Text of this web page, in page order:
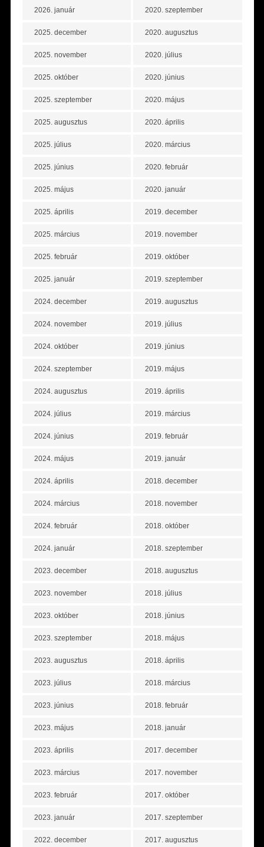
2026. január
2025. december
2025. november
2025. október
2025. szeptember
2025. augusztus
2025. július
2025. június
2025. május
2025. április
2025. március
2025. február
2025. január
2024. december
2024. november
2024. október
2024. szeptember
2024. augusztus
2024. július
2024. június
2024. május
2024. április
2024. március
2024. február
2024. január
2023. december
2023. november
2023. október
2023. szeptember
2023. augusztus
2023. július
2023. június
2023. május
2023. április
2023. március
2023. február
2023. január
2022. december
2020. szeptember
2020. augusztus
2020. július
2020. június
2020. május
2020. április
2020. március
2020. február
2020. január
2019. december
2019. november
2019. október
2019. szeptember
2019. augusztus
2019. július
2019. június
2019. május
2019. április
2019. március
2019. február
2019. január
2018. december
2018. november
2018. október
2018. szeptember
2018. augusztus
2018. július
2018. június
2018. május
2018. április
2018. március
2018. február
2018. január
2017. december
2017. november
2017. október
2017. szeptember
2017. augusztus